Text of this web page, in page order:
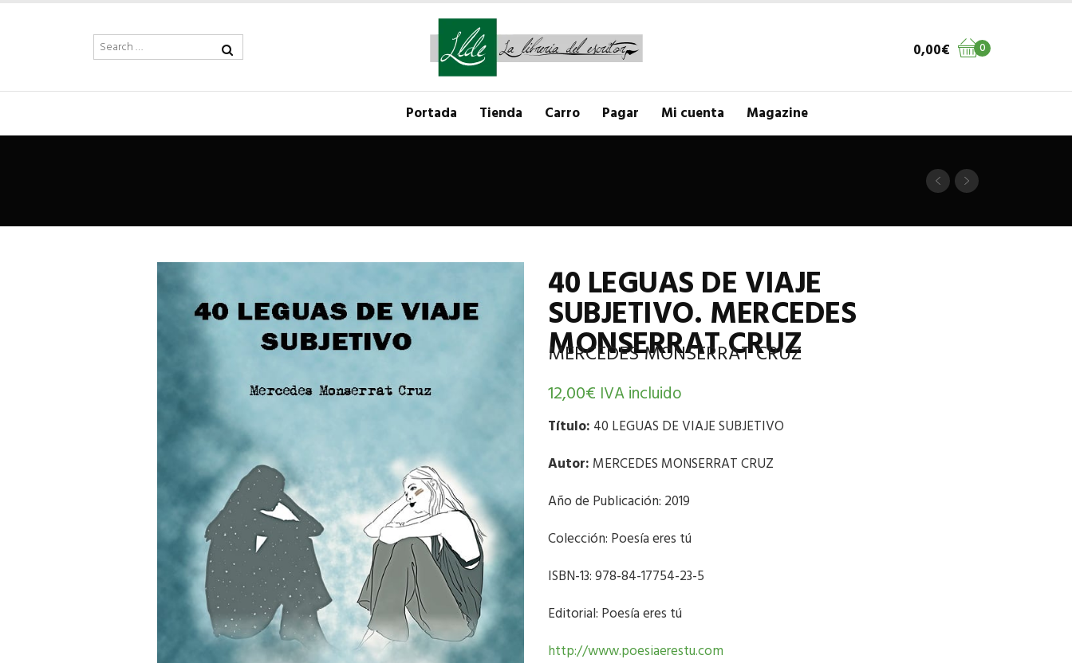
0
0,00€
Portada Tienda Carro Pagar Mi cuenta Magazine
40 LEGUAS DE VIAJE
SUBJETIVO. MERCEDES
MONSERRAT CRUZ
MERCEDES MONSERRAT CRUZ
12,00€ IVA incluido
Título: 40 LEGUAS DE VIAJE SUBJETIVO
Autor: MERCEDES MONSERRAT CRUZ
Año de Publicación: 2019
Colección: Poesía eres tú
ISBN-13: 978-84-17754-23-5
Editorial: Poesía eres tú
http://www.poesiaerestu.com